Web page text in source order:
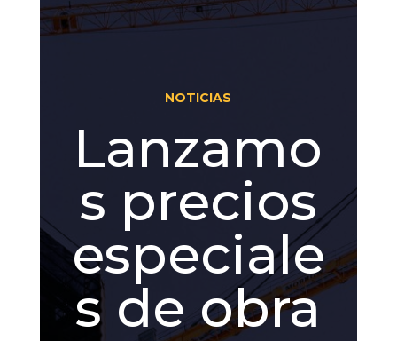
NOTICIAS
Lanzamo
s precios
especiale
s de obra